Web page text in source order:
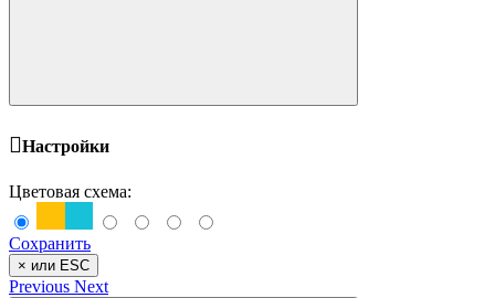
Настройки
Цветовая схема:
Сохранить
× или ESC
Previous Next